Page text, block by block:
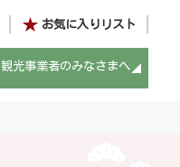
お気に入りリスト
観光事業者のみなさまへ